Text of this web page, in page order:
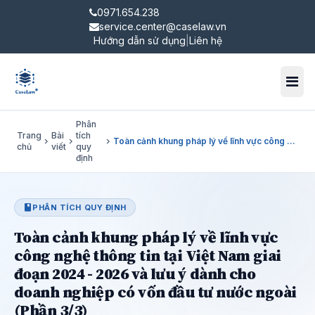
0971.654.238
service.center@caselaw.vn
Hướng dẫn sử dụng Liên hệ
Trang
chủ
chevron_right
Bài
viết chevron_right
Phân
tích
quy
định
chevron_right Toàn cảnh khung pháp lý về lĩnh vực công nghệ thông tin tại Việt Nam giai đoạn 2024 - 2026 và lưu ý dành cho doanh nghiệp có vốn đầu tư nước ngoài (Phần 3/3)
book PHÂN TÍCH QUY ĐỊNH
Toàn cảnh khung pháp lý về lĩnh vực
công nghệ thông tin tại Việt Nam giai
đoạn 2024 - 2026 và lưu ý dành cho
doanh nghiệp có vốn đầu tư nước ngoài
(Phần 3/3)